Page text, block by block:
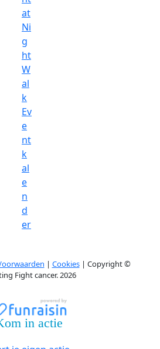
at
Ni
g
ht
W
al
k
Ev
e
nt
k
al
e
n
d
er
| Cookies| Copyright ©
Fight cancer. 2026
in actie